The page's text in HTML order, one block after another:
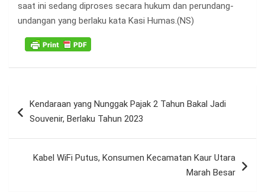
saat ini sedang diproses secara hukum dan perundang-
undangan yang berlaku kata Kasi Humas.(NS)
posKendaraan yang Nunggak Pajak 2 Tahun Bakal Jadi
Souvenir, Berlaku Tahun 2023
Kabel WiFi Putus, Konsumen Kecamatan Kaur Utara
Marah Besar